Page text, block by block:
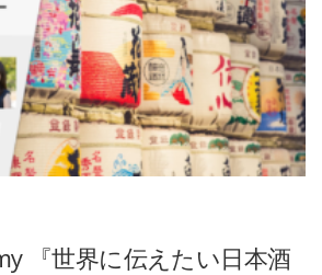
『世界に伝えたい日本酒